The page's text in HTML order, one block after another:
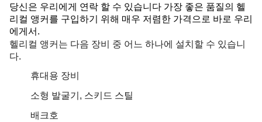
당신은 우리에게 연락 할 수 있습니다 가장 좋은 품질의 헬
리컬 앵커를 구입하기 위해 매우 저렴한 가격으로 바로 우리
에게서.
헬리컬 앵커는 다음 장비 중 어느 하나에 설치할 수 있습니
다.
휴대용 장비
소형 발굴기, 스키드 스틸
배크호